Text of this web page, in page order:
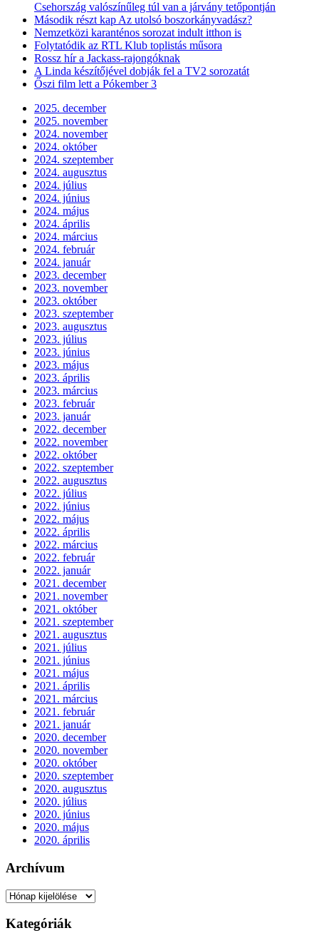
Csehország valószínűleg túl van a járvány tetőpontján
Második részt kap Az utolsó boszorkányvadász?
Nemzetközi karanténos sorozat indult itthon is
Folytatódik az RTL Klub toplistás műsora
Rossz hír a Jackass-rajongóknak
A Linda készítőjével dobják fel a TV2 sorozatát
Őszi film lett a Pókember 3
2025. december
2025. november
2024. november
2024. október
2024. szeptember
2024. augusztus
2024. július
2024. június
2024. május
2024. április
2024. március
2024. február
2024. január
2023. december
2023. november
2023. október
2023. szeptember
2023. augusztus
2023. július
2023. június
2023. május
2023. április
2023. március
2023. február
2023. január
2022. december
2022. november
2022. október
2022. szeptember
2022. augusztus
2022. július
2022. június
2022. május
2022. április
2022. március
2022. február
2022. január
2021. december
2021. november
2021. október
2021. szeptember
2021. augusztus
2021. július
2021. június
2021. május
2021. április
2021. március
2021. február
2021. január
2020. december
2020. november
2020. október
2020. szeptember
2020. augusztus
2020. július
2020. június
2020. május
2020. április
Archívum
Archívum
Kategóriák